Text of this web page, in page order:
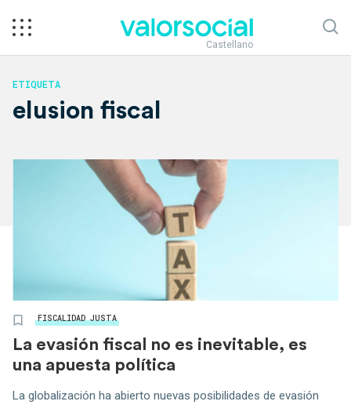
Castellano
ETIQUETA
elusion fiscal
FISCALIDAD JUSTA
La evasión fiscal no es inevitable, es
una apuesta política
La globalización ha abierto nuevas posibilidades de evasión